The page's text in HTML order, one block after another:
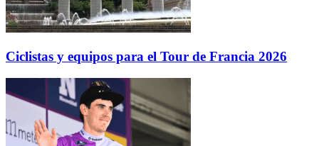
Ciclistas y equipos para el Tour de Francia 2026